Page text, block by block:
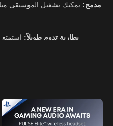
مشغل MP3 مدمج: يمكنك تشغيل الموسيقى
بطارية تدوم طويلاً:
لإجراء